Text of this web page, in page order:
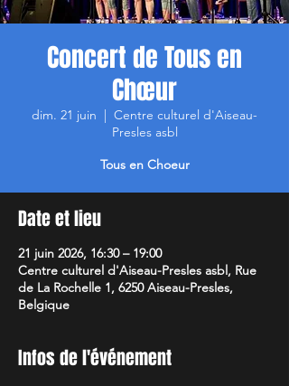
Concert de Tous en
Chœur
dim. 21 juin
  |
Centre culturel d'Aiseau-
Presles asbl
Tous en Choeur
Date et lieu
21 juin 2026, 16:30 – 19:00
Centre culturel d'Aiseau-Presles asbl, Rue
de La Rochelle 1, 6250 Aiseau-Presles,
Belgique
Infos de l'événement